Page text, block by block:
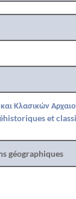
Κλασικών
et
géographiques